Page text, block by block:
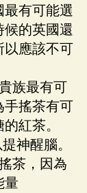
有可能選
的英國還
以應該不可
族最有可
手搖茶有可
紅茶。
神醒腦。
茶，因為
量